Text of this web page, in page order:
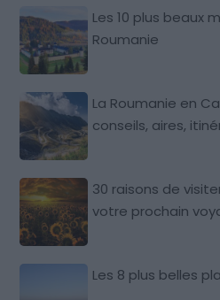
Les 10 plus beaux
Roumanie
La Roumanie en
conseils, aires,
30 raisons de
votre prochain
Les 8 plus belles